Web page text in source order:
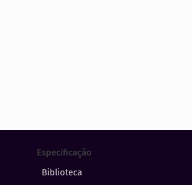
Especificação
Biblioteca